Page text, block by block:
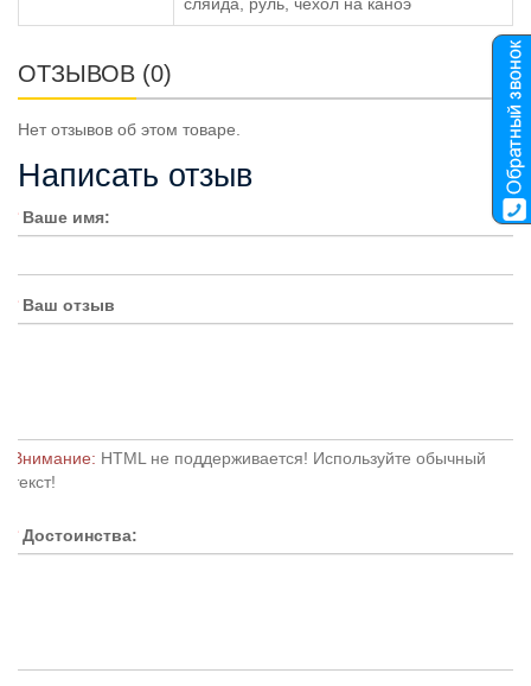
сляйда, руль, чехол на каноэ
ОТЗЫВОВ (0)
Нет отзывов об этом товаре.
Написать отзыв
Ваше имя:
Ваш отзыв
Внимание: HTML не поддерживается! Используйте обычный
текст!
Достоинства: